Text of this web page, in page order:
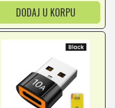
DODAJ U KORPU